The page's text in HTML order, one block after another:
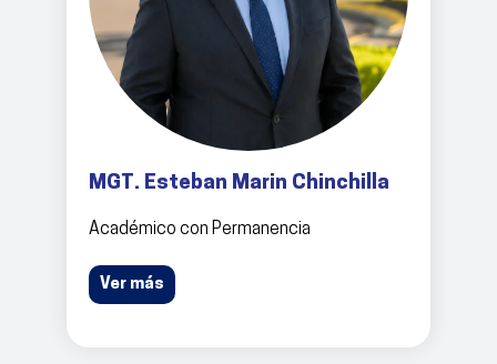
MGT. Esteban Marin Chinchilla
Académico con Permanencia
Ver más